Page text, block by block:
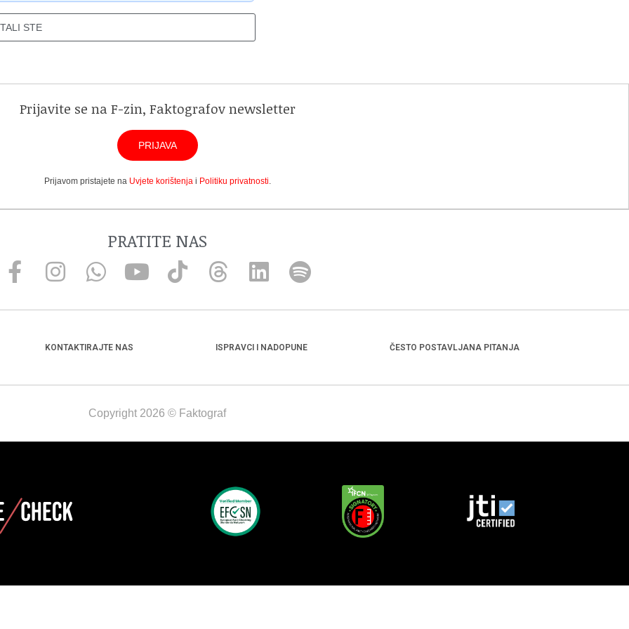
STE
Prijavite se na F-zin, Faktografov newsletter
PRIJAVA
Prijavom pristajete na Uvjete korištenja i Politiku privatnosti
PRATITE NAS
KONTAKTIRAJTE NAS ISPRAVCI I NADOPUNE ČESTO POSTAVLJANA PITANJA
Copyright 2026 © Faktograf